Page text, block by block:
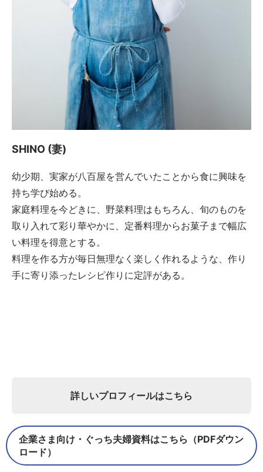
SHINO (妻)
幼少期、実家が八百屋を営んでいたことから食に興味を
持ち学び始める。
家庭料理を今どきに、野菜料理はもちろん、旬のものを
取り入れて彩り華やかに、定番料理からお菓子まで幅広
い料理を得意とする。
料理を作る方が毎日無理なく楽しく作れるような、作り
手に寄り添ったレシピ作りに定評がある。
詳しいプロフィールはこちら
企業さま向け・ぐっち夫婦資料はこちら（PDFダウン
ロード）